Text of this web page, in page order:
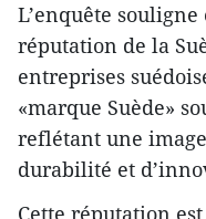
L’enquête
réputation de la
entreprises
«marque Suède»
reflétant une
durabilité et
Cette réputation